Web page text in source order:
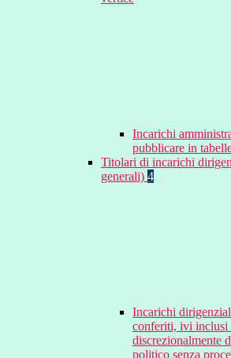
Incarichi
pubblicare in
Titolari di incarichi
generali) 4
Incarichi
conferiti, ivi inclusi
discrezionalmente
politico senza